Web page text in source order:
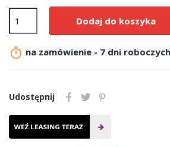
Dodaj do koszyka
 na zamówienie - 7 dni roboczych
Udostępnij